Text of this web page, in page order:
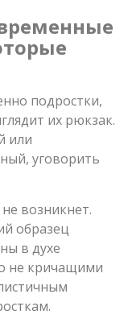
подростки,
их рюкзак.
или
уговорить
возникнет.
образец
в духе
не кричащими